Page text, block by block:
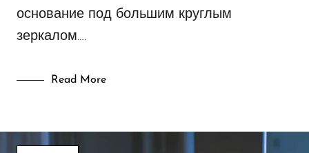
основание под большим круглым
зеркалом.…
Read More